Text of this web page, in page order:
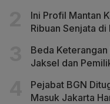
Ini Profil Mantan
Ribuan Senjata di
Beda
Jaksel dan
Pejabat BGN
Masuk Jakarta